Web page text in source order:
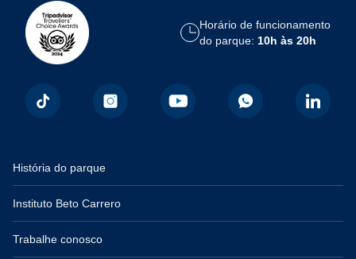
Horário de funcionamento
do parque: 10h às 20h
História do parque
Instituto Beto Carrero
Trabalhe conosco